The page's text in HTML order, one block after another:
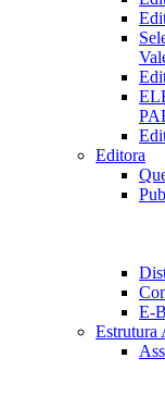
Editora
E-
Estrutura